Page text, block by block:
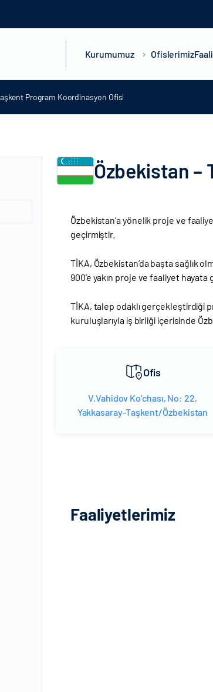
Kurumumuz Ofislerimiz
Program Koordinasyon Ofisi
Özbekistan –
Özbekistan’a yönelik proje ve
geçirmiştir.
TİKA, Özbekistan’da başta sağlık
900’e yakın proje ve faaliyet hayata
TİKA, talep odaklı gerçekleştirdiği
kuruluşlarıyla iş birliği içerisinde
Ofis
V.Vahidov Ko’chası, No: 22,
Yakkasaray-Taşkent/Özbekistan
Faaliyetlerimiz